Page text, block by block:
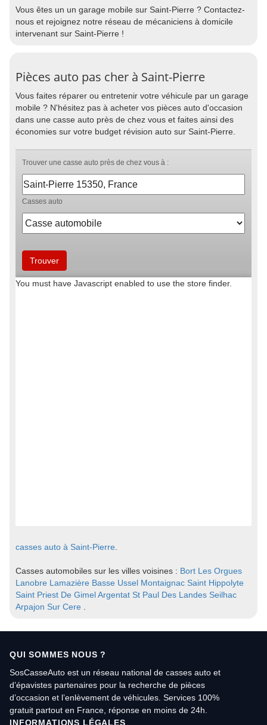
Vous êtes un un garage mobile sur Saint-Pierre ? Contactez-
nous et rejoignez notre réseau de mécaniciens à domicile
intervenant sur Saint-Pierre !
Pièces auto pas cher à Saint-Pierre
Vous faites réparer ou entretenir votre véhicule par un garage
mobile ? N'hésitez pas à acheter vos pièces auto d'occasion
dans une casse auto près de chez vous et faites ainsi des
économies sur votre budget révision auto sur Saint-Pierre.
casses auto à Saint-Pierre
Casses automobiles sur les villes voisines : Bort Les Orgues
Lanobre Lamazière Basse Ussel Montaignac Saint Hippolyte
Saint Priest De GimelArgentat St Paul Des Landes Seilhac
Arpajon Sur Cere
QUI SOMMES NOUS ?
SosCasseAuto est un réseau national de casses auto et
d’épavistes partenaires pour la recherche de pièces
d’occasion et l’enlèvement de véhicules. Services 100%
gratuit partout en France, réponse en moins de 24h.
INFORMATIONS LÉGALES